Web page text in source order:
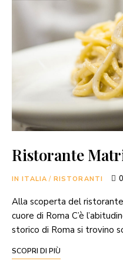
Ristorante
IN ITALIA / RISTORANTI 0
Alla scoperta del
cuore di Roma C’è
storico di Roma si trovino
SCOPRI DI PIÙ